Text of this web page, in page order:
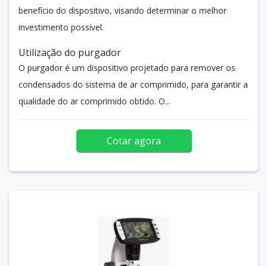
benefício do dispositivo, visando determinar o melhor
investimento possível.
Utilização do purgador
O purgador é um dispositivo projetado para remover os
condensados do sistema de ar comprimido, para garantir a
qualidade do ar comprimido obtido. O...
Cotar agora